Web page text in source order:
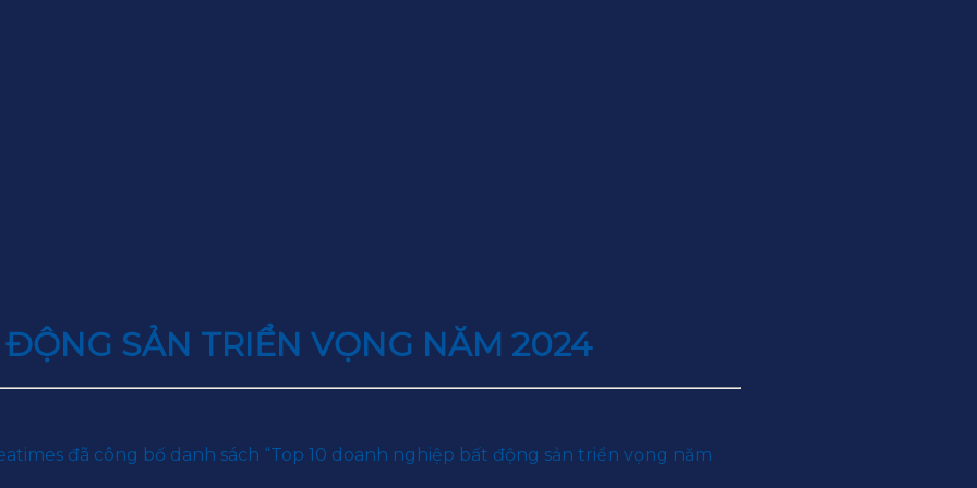
SẢN TRIỂN VỌNG NĂM 2024
đã công bố danh sách “Top 10 doanh nghiệp bất động sản triển vọng năm